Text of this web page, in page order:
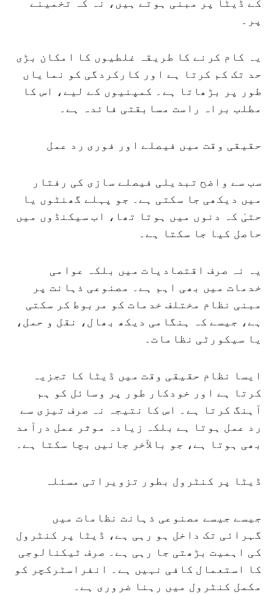
کے ڈیٹا پر مبنی ہوتے ہیں، نہ کہ تخمینے
پر۔
یہ کام کرنے کا طریقہ غلطیوں کا امکان بڑی
حد تک کم کرتا ہے اور کارکردگی کو نمایاں
طور پر بڑھاتا ہے۔ کمپنیوں کے لیے، اس کا
مطلب براہ راست مسابقتی فائدہ ہے۔
حقیقی وقت میں فیصلے اور فوری رد عمل
سب سے واضح تبدیلی فیصلے سازی کی رفتار
میں دیکھی جا سکتی ہے۔ جو پہلے گھنٹوں یا
حتیٰ کہ دنوں میں ہوتا تھا، اب سیکنڈوں میں
حاصل کیا جا سکتا ہے۔
یہ نہ صرف اقتصادیات میں بلکہ عوامی
خدمات میں بھی اہم ہے۔ مصنوعی ذہانت پر
مبنی نظام مختلف خدمات کو مربوط کر سکتی
ہے، جیسے کہ ہنگامی دیکھ بھال، نقل و حمل،
یا سیکورٹی نظامات۔
ایسا نظام حقیقی وقت میں ڈیٹا کا تجزیہ
کرتا ہے اور خودکار طور پر وسائل کو ہم
آہنگ کرتا ہے۔ اس کا نتیجہ نہ صرف تیزی سے
رد عمل ہوتا ہے بلکہ زیادہ موثر عمل درآمد
بھی ہوتا ہے، جو بالآخر جانیں بچا سکتا ہے۔
ڈیٹا پر کنٹرول بطور تزویراتی مسئلہ
جیسے جیسے مصنوعی ذہانت نظامات میں
گہرائی تک داخل ہو رہی ہے، ڈیٹا پر کنٹرول
کی اہمیت بڑھتی جا رہی ہے۔ صرف ٹیکنالوجی
کا استعمال کافی نہیں ہے۔ انفراسٹرکچر کو
مکمل کنٹرول میں رہنا ضروری ہے۔